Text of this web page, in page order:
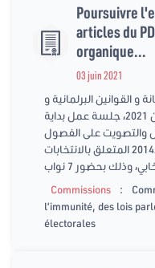
Poursuivre
articles du
organique...
03 juin 2021
و القوانين البرلمانية و
القوانين الانتخابية يوم الحميس 3 جوان 2021، جلسة عمل بداية
النقاش والتصويت على الفصول
المتعلقة بتنقيح القانون عدد 2014/16 المتعلق بالانتخابات
Commissions
:
l’immunité, des lois
électorales